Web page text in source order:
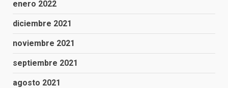
enero 2022
diciembre 2021
noviembre 2021
septiembre 2021
agosto 2021